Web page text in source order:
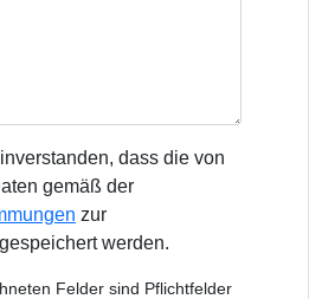
dass die von
gemäß der
zur
werden.
Felder sind Pflichtfelder